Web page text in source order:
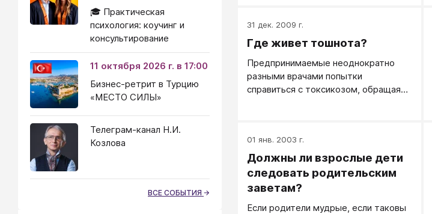
31 дек. 2009 г.
Где живет тошнота?
Предпринимаемые неоднократно
разными врачами попытки
справиться с токсикозом, обращаясь
вторым мужем, человеком тонким,
понимающим, М. говорит о своем
искреннем желании родить ребенка,
которого страстно ожидают ее муж
и его родные, и одновременно
жалуется, что уже не в состоянии
01 янв. 2003 г.
Должны ли взрослые дети
следовать родительским
заветам?
Если родители мудрые, если таковы
🎓 Практическая
психология: коучинг и
консультирование
11 октября 2026 г. в 17:00
Бизнес-ретрит в Турцию
«МЕСТО СИЛЫ»
Телеграм-канал Н.И.
Козлова
ВСЕ СОБЫТИЯ